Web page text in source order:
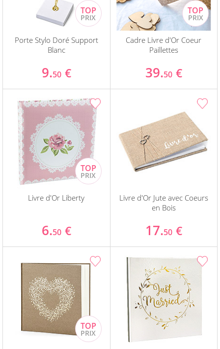
Porte Stylo Doré Support
Blanc
9.50 €
Cadre Livre d'Or Coeur
Paillettes
39.50 €
Livre d'Or Liberty
6.50 €
Livre d'Or Jute avec Coeurs
en Bois
17.50 €